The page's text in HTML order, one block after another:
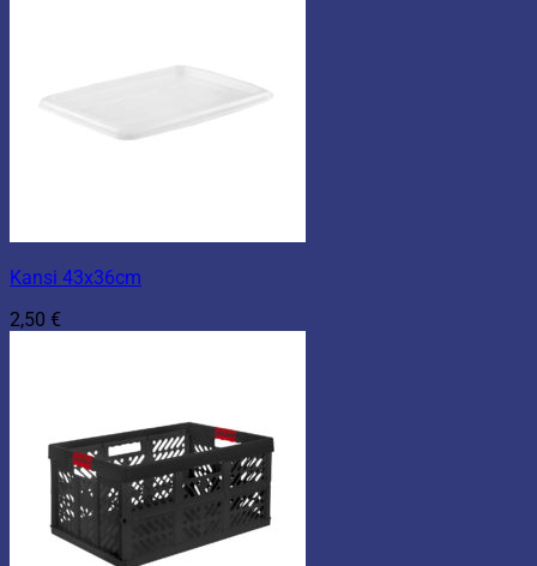
Kansi 43x36cm
2,50 €